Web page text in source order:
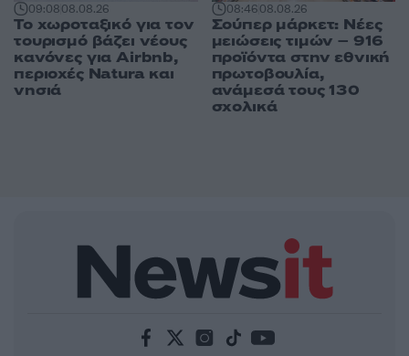
09:0808.08.26
Το χωροταξικό για τον
τουρισμό βάζει νέους
κανόνες για Airbnb,
περιοχές Natura και
νησιά
08:4608.08.26
Σούπερ μάρκετ: Νέες
μειώσεις τιμών – 916
προϊόντα στην εθνική
πρωτοβουλία,
ανάμεσά τους 130
σχολικά